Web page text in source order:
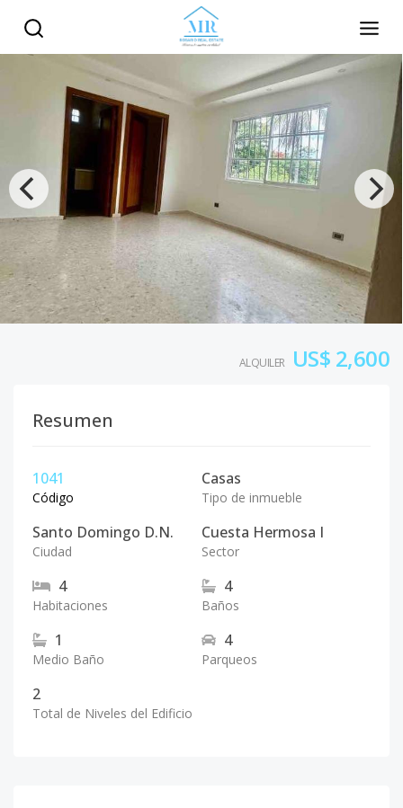
ALQUILER US$ 2,600
Resumen
1041
Código
Casas
Tipo de inmueble
Santo Domingo D.N.
Ciudad
Cuesta Hermosa I
Sector
4
Habitaciones
4
Baños
1
Medio Baño
4
Parqueos
2
Total de Niveles del Edificio